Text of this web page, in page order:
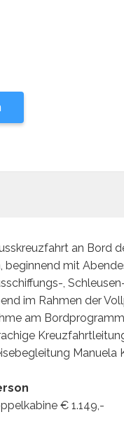
an Bord
beginnend mit
,
im Rahmen der
am Bordprogramm
Manuela
€ 1.149,-